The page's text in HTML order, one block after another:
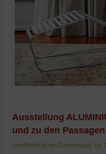
Ausstellung
und zu den Passagen
veröffentlicht am Donnerstag, 16.